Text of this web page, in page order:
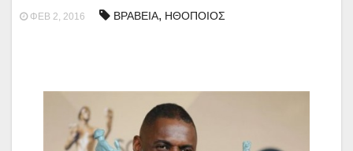
ΦΕΒ 2, 2016 ΒΡΑΒΕΙΑ, ΗΘΟΠΟΙΟΣ